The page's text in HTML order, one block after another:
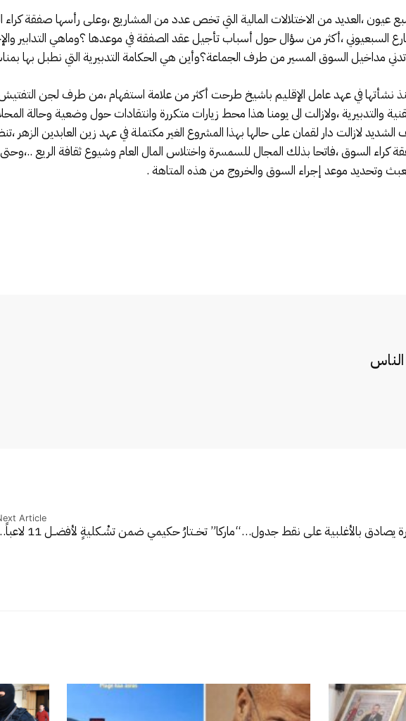
،العديد من الاختلالات المالية التي تخص عدد من المشاريع ،وعلى رأسها صفقة كراء
السبعيوني ،أكثر من سؤال حول أسباب تأجيل عقد الصفقة في موعدها ؟وماهي التدابير
مداخيل السوق المسير من طرف الجماعة؟وأين هي الحكامة التدبيرية التي نطبل بها
نشأتها في عهد عامل الإقليم باشيخ طرحت أكثر من علامة استفهام ،من طرف لجن التفتيش
والتدبيرية ،ولازالت الى يومنا هذا محط زيارات متكررة وانتقادات حول وضعية وحالة
لازالت دار لقمان على حالها بهذا المشروع الغير مكتملة في عهد زين العابدين
السوق ،فاتحا بذلك المجال للسمسرة واختلاس المال العام وشيوع ثقافة الريع ..،وحتى
وتحديد موعد إجراء السوق والخروج من هذه المتاهة .
يصادق بالأغلبية على نقط جدول…
Article
“ماركا” تخــتارُ حكيمي ضمن تشْـكليةٍ لأفضــل 11 لاعباً…